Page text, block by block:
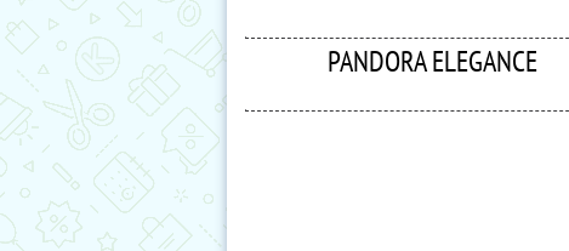
PANDORA ELEGANCE